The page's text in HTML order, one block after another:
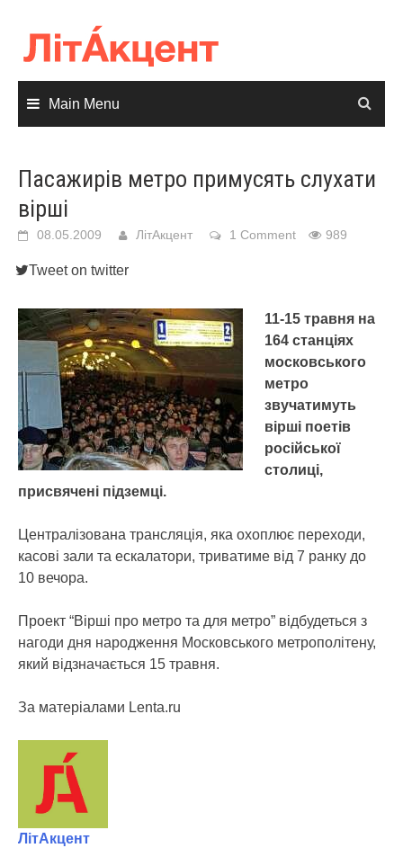
content
Main Menu
Пасажирів метро примусять слухати
вірші
08.05.2009 ЛітАкцент 1 Comment 989
Tweet on twitter
11-15 травня на
164 станціях
московського
метро
звучатимуть
вірші поетів
російської
столиці,
присвячені підземці.
Централізована трансляція, яка охоплює переходи,
касові зали та ескалатори, триватиме від 7 ранку до
10 вечора.
Проект “Вірші про метро та для метро” відбудеться з
нагоди дня народження Московського метрополітену,
який відзначається 15 травня.
За матеріалами Lenta.ru
ЛітАкцент